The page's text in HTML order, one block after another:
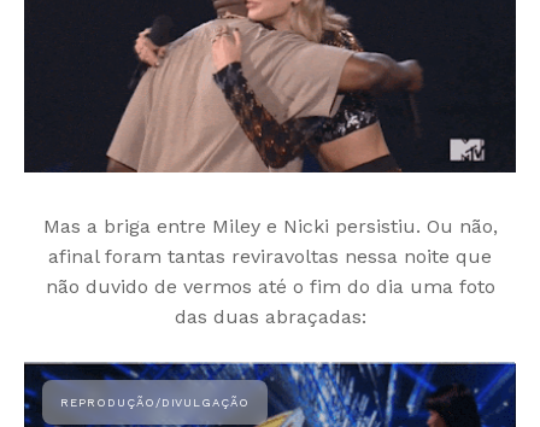
Mas a briga entre Miley e Nicki persistiu. Ou não,
afinal foram tantas reviravoltas nessa noite que
não duvido de vermos até o fim do dia uma foto
das duas abraçadas: